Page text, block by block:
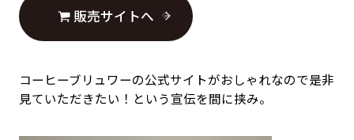
販売サイトへ
コーヒーブリュワーの公式サイトがおしゃれなので是非
見ていただきたい！という宣伝を間に挟み。